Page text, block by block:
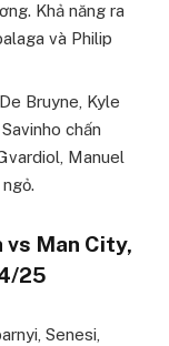
Khả năng ra
và Philip
Bruyne, Kyle
chấn
Manuel
Man City,
25
Senesi,